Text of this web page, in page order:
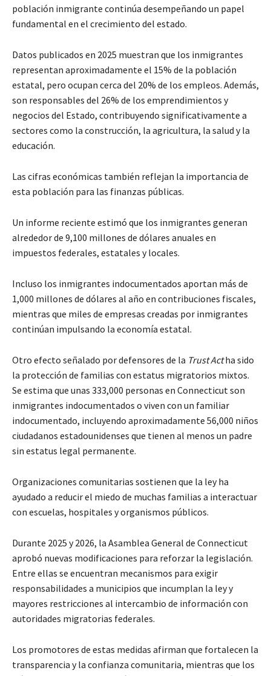
población inmigrante continúa desempeñando un papel
fundamental en el crecimiento del estado.
Datos publicados en 2025 muestran que los inmigrantes
representan aproximadamente el 15% de la población
estatal, pero ocupan cerca del 20% de los empleos. Además,
son responsables del 26% de los emprendimientos y
negocios del Estado, contribuyendo significativamente a
sectores como la construcción, la agricultura, la salud y la
educación.
Las cifras económicas también reflejan la importancia de
esta población para las finanzas públicas.
Un informe reciente estimó que los inmigrantes generan
alrededor de 9,100 millones de dólares anuales en
impuestos federales, estatales y locales.
Incluso los inmigrantes indocumentados aportan más de
1,000 millones de dólares al año en contribuciones fiscales,
mientras que miles de empresas creadas por inmigrantes
continúan impulsando la economía estatal.
Otro efecto señalado por defensores de la Trust Actha sido
la protección de familias con estatus migratorios mixtos.
Se estima que unas 333,000 personas en Connecticut son
inmigrantes indocumentados o viven con un familiar
indocumentado, incluyendo aproximadamente 56,000 niños
ciudadanos estadounidenses que tienen al menos un padre
sin estatus legal permanente.
Organizaciones comunitarias sostienen que la ley ha
ayudado a reducir el miedo de muchas familias a interactuar
con escuelas, hospitales y organismos públicos.
Durante 2025 y 2026, la Asamblea General de Connecticut
aprobó nuevas modificaciones para reforzar la legislación.
Entre ellas se encuentran mecanismos para exigir
responsabilidades a municipios que incumplan la ley y
mayores restricciones al intercambio de información con
autoridades migratorias federales.
Los promotores de estas medidas afirman que fortalecen la
transparencia y la confianza comunitaria, mientras que los